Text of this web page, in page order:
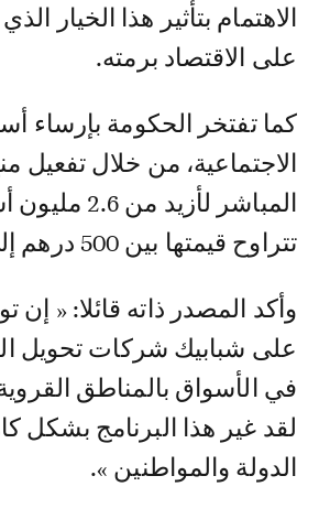
الاهتمام بتأثير هذا الخيار
على الاقتصاد برمته.
كما تفتخر الحكومة بإرساء
الاجتماعية، من خلال تفعيل
المباشر لأزيد
تتراوح قيمتها بين 500 درهم إلى 1200 درهم.
وأكد المصدر ذاته قائلا: « إن
على شبابيك شركات تحويل
في الأسواق بالمناطق
لقد غير هذا البرنامج بشكل
الدولة والمواطنين ».